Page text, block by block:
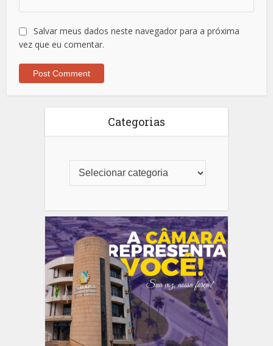
Salvar meus dados neste navegador para a próxima
vez que eu comentar.
Categorias